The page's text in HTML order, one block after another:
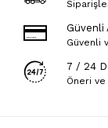
Güvenli
Güvenli
7 / 24
Öneri